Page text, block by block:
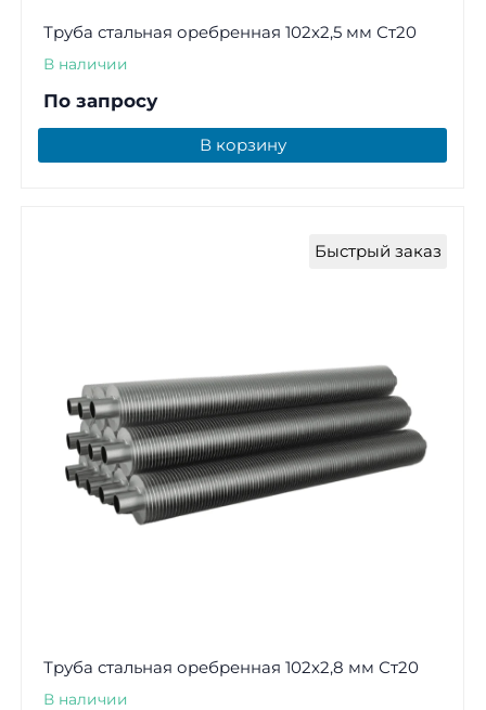
Труба стальная оребренная 102х2,5 мм Ст20
В наличии
По запросу
В корзину
Быстрый заказ
Труба стальная оребренная 102х2,8 мм Ст20
В наличии